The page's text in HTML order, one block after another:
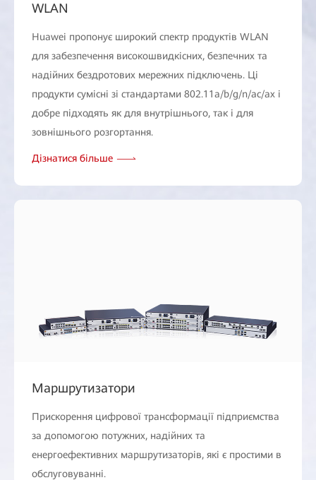
WLAN
Huawei пропонує широкий спектр продуктів WLAN
для забезпечення високошвидкісних, безпечних та
надійних бездротових мережних підключень. Ці
продукти сумісні зі стандартами 802.11a/b/g/n/ac/ax і
добре підходять як для внутрішнього, так і для
зовнішнього розгортання.
Дізнатися більше
Маршрутизатори
Прискорення цифрової трансформації підприємства
за допомогою потужних, надійних та
енергоефективних маршрутизаторів, які є простими в
обслуговуванні.